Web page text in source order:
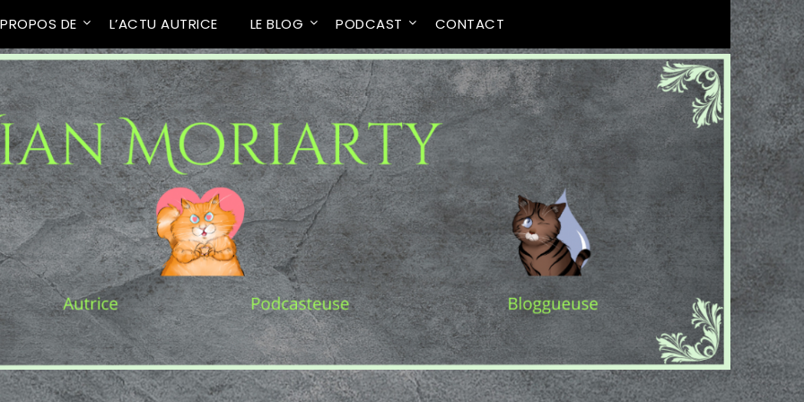
DE L’ACTU AUTRICE LE BLOG PODCAST CONTACT